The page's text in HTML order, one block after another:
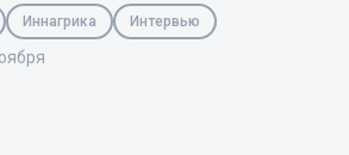
Иннагрика Интервью